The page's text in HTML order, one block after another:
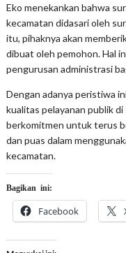
Eko menekankan bahwa
kecamatan didasari oleh
itu, pihaknya akan
dibuat oleh pemohon. Hal
pengurusan administrasi
Dengan adanya peristiwa
kualitas pelayanan publik
berkomitmen untuk terus
dan puas dalam
kecamatan.
Bagikan ini:
Facebook